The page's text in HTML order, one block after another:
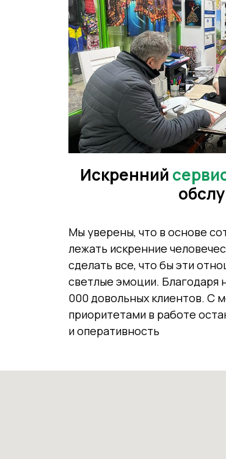
Искренний
Мы уверены, что в основе
лежать искренние
сделать все, что бы эти
светлые эмоции. Благодаря
000 довольных клиентов. С
приоритетами в работе
и оперативность